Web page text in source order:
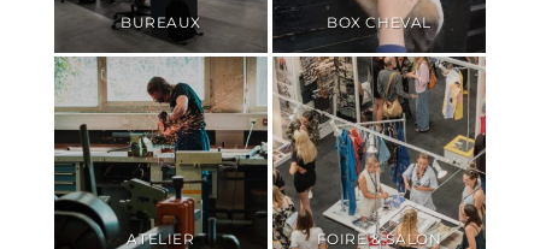
BUREAUX BOX CHEVAL
ATELIER FOIRE & SALON